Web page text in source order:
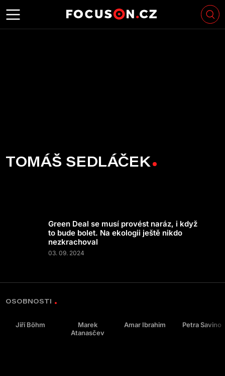
TOMÁŠ SEDLÁČEK
Green Deal se musí provést naráz, i když
to bude bolet. Na ekologii ještě nikdo
nezkrachoval
03. 09. 2024
OSOBNOSTI
Jiří Böhm
Marek
Atanasčev
Amar Ibrahim Petra Savino